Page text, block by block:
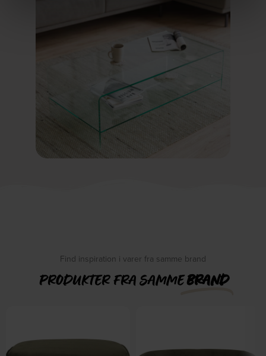
Find inspiration i varer fra samme brand
PRODUKTER FRA SAMMEBRAND